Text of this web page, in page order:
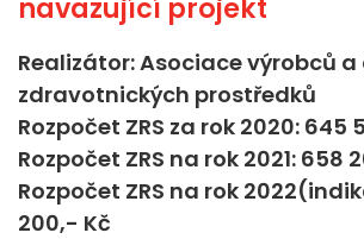
navazující projekt
Realizátor: Asociace výrobců
zdravotnických prostředků
Rozpočet ZRS za rok 2020: 645
Rozpočet ZRS na rok 2021: 658
Rozpočet ZRS na rok
200,- Kč